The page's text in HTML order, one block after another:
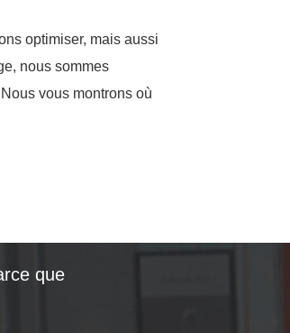
optimiser, mais aussi
nous sommes
vous montrons où
que